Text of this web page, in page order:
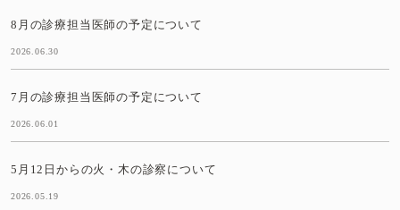
8月の診療担当医師の予定について
2026.06.30
7月の診療担当医師の予定について
2026.06.01
5月12日からの火・木の診察について
2026.05.19